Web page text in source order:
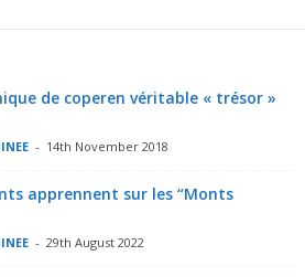
de coperen véritable « trésor »
- 14th November 2018
apprennent sur les “Monts
- 29th August 2022